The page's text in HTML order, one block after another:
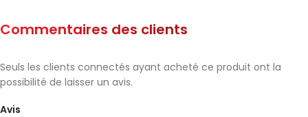
Commentaires des clients
Avis
Seuls les clients connectés ayant acheté ce produit ont la
possibilité de laisser un avis.